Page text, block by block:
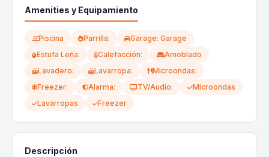
Amenities y Equipamiento
Piscina Parrilla:
Garage: Garage
Estufa Leña:
Calefacción:
Amoblado
Lavadero:
Lavarropa:
Microondas:
Freezer:
Alarma: TV/Audio:
Microondas
Lavarropas
Freezer
Descripción